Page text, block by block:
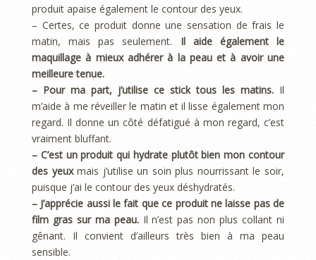
produit apaise également le contour des yeux.
– Certes, ce produit donne une sensation de frais le
matin, mais pas seulement. Il aide également le
maquillage à mieux adhérer à la peau et à avoir une
meilleure tenue.
– Pour ma part, j’utilise ce stick tous les matins. Il
m’aide à me réveiller le matin et il lisse également mon
regard. Il donne un côté défatigué à mon regard, c’est
vraiment bluffant.
– C’est un produit qui hydrate plutôt bien mon contour
des yeuxmais j’utilise un soin plus nourrissant le soir,
puisque j’ai le contour des yeux déshydratés.
– J’apprécie aussi le fait que ce produit ne laisse pas de
film gras sur ma peau.Il n’est pas non plus collant ni
gênant. Il convient d’ailleurs très bien à ma peau
sensible.